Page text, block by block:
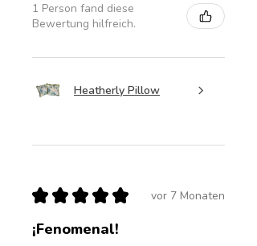
1 Person fand diese
Bewertung hilfreich.
Heatherly Pillow
★ ★ ★ ★ ★ vor 7 Monaten
¡Fenomenal!